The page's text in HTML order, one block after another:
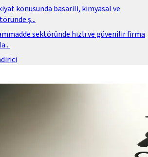
konusunda basarili, kimyasal ve
ş...
sektöründe hızlı ve güvenilir firma
...